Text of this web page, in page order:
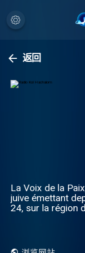
返回
La Voix de la
juive émettant
24, sur la région